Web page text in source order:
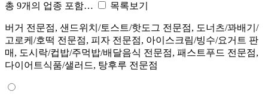
총 9개의 업종 포함…
목록보기
버거 전문점, 샌드위치/토스트/핫도그 전문점, 도너츠/꽈배기/
고로케/호떡 전문점, 피자 전문점, 아이스크림/빙수/요거트 판
매, 도시락/컵밥/주먹밥/배달음식 전문점, 패스트푸드 전문점,
다이어트식품/샐러드, 탕후루 전문점